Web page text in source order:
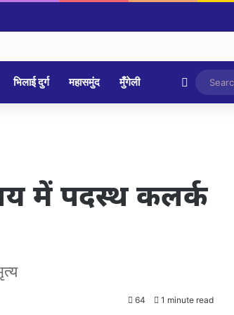
भिलाई दुर्ग महासमुंद मुँगेली
में पदस्थ कलर्क
64 1 minute read